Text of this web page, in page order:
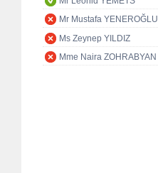
Mr Mustafa YENEROĞLU
Ms Zeynep YILDIZ
Mme Naira ZOHRABYAN